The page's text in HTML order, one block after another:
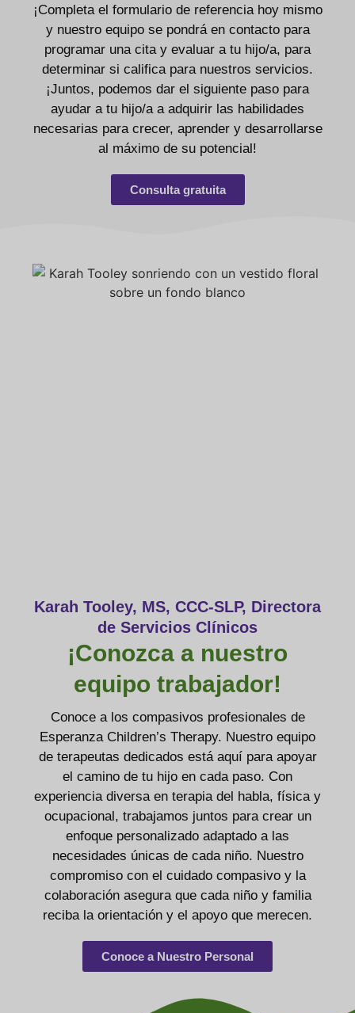
¡Completa el formulario de referencia hoy mismo
y nuestro equipo se pondrá en contacto para
programar una cita y evaluar a tu hijo/a, para
determinar si califica para nuestros servicios.
¡Juntos, podemos dar el siguiente paso para
ayudar a tu hijo/a a adquirir las habilidades
necesarias para crecer, aprender y desarrollarse
al máximo de su potencial!
Consulta gratuita
Karah Tooley, MS, CCC-SLP, Directora
de Servicios Clínicos
¡Conozca a nuestro
equipo trabajador!
Conoce a los compasivos profesionales de
Esperanza Children’s Therapy. Nuestro equipo
de terapeutas dedicados está aquí para apoyar
el camino de tu hijo en cada paso. Con
experiencia diversa en terapia del habla, física y
ocupacional, trabajamos juntos para crear un
enfoque personalizado adaptado a las
necesidades únicas de cada niño. Nuestro
compromiso con el cuidado compasivo y la
colaboración asegura que cada niño y familia
reciba la orientación y el apoyo que merecen.
Conoce a Nuestro Personal